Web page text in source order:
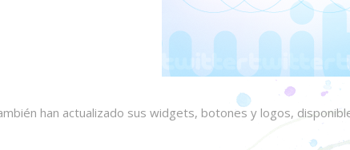
han actualizado sus widgets, botones y logos,